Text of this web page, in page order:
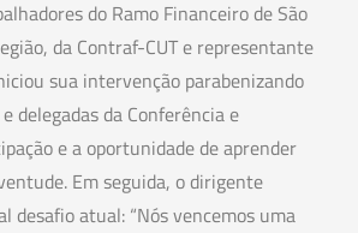
do Ramo Financeiro de São
da Contraf-CUT e representante
sua intervenção parabenizando
delegadas da Conferência e
e a oportunidade de aprender
Em seguida, o dirigente
desafio atual: “Nós vencemos uma